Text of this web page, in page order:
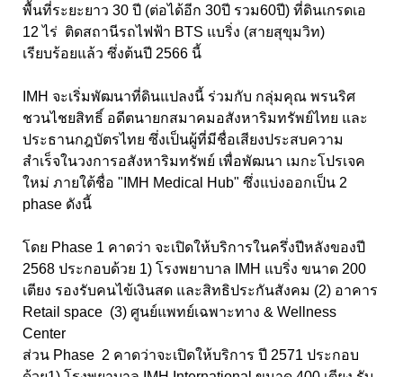
พื้นที่ระยะยาว 30 ปี (ต่อได้อีก 30ปี รวม60ปี) ที่ดินเกรดเอ
12 ไร่ ติดสถานีรถไฟฟ้า BTS แบริ่ง (สายสุขุมวิท)
เรียบร้อยแล้ว ซึ่งต้นปี 2566 นี้
IMH จะเริ่มพัฒนาที่ดินแปลงนี้ ร่วมกับ กลุ่มคุณ พรนริศ
ชวนไชยสิทธิ์ อดีตนายกสมาคมอสังหาริมทรัพย์ไทย และ
ประธานกฎบัตรไทย ซึ่งเป็นผู้ที่มีชื่อเสียงประสบความ
สำเร็จในวงการอสังหาริมทรัพย์ เพื่อพัฒนา เมกะโปรเจค
ใหม่ ภายใต้ชื่อ "IMH Medical Hub" ซึ่งแบ่งออกเป็น 2
phase ดังนี้
โดย Phase 1 คาดว่า จะเปิดให้บริการในครึ่งปีหลังของปี
2568 ประกอบด้วย 1) โรงพยาบาล IMH แบริ่ง ขนาด 200
เตียง รองรับคนไข้เงินสด และสิทธิประกันสังคม (2) อาคาร
Retail space (3) ศูนย์แพทย์เฉพาะทาง & Wellness
Center
ส่วน Phase 2 คาดว่าจะเปิดให้บริการ ปี 2571 ประกอบ